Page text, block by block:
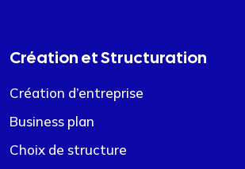
Création et Structuration
Création d’entreprise
Business plan
Choix de structure